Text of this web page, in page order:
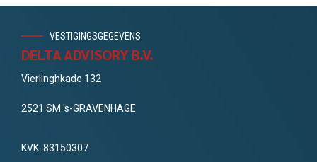
VESTIGINGSGEGEVENS
DELTA ADVISORY B.V.
Vierlinghkade 132
2521 SM 's-GRAVENHAGE
KVK: 83150307